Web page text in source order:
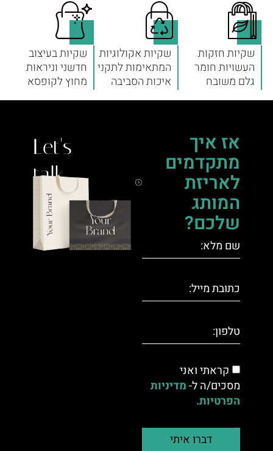
שקיות חזקות
העשויות חומר
גלם משובח
שקיות אקולוגיות
המתאימות לתקני
איכות הסביבה
שקיות בעיצוב
חדשני וניראות
מחוץ לקופסא
אז איך
מתקדמים
לאריזת
המותג
שלכם?
קראתי ואני
מסכים/ה ל-מדיניות
הפרטיות.
דברו איתי
Let's
talk.